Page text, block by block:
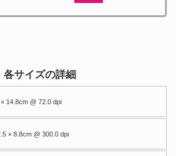
各サイズの詳細
14.8cm @ 72.0 dpi
× 8.8cm @ 300.0 dpi